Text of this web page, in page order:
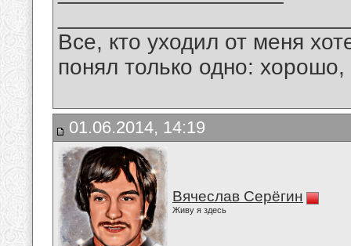
Все, кто уходил от меня
понял только одно:
01.06.2014, 14:19
Вячеслав Серёгин
Живу я здесь